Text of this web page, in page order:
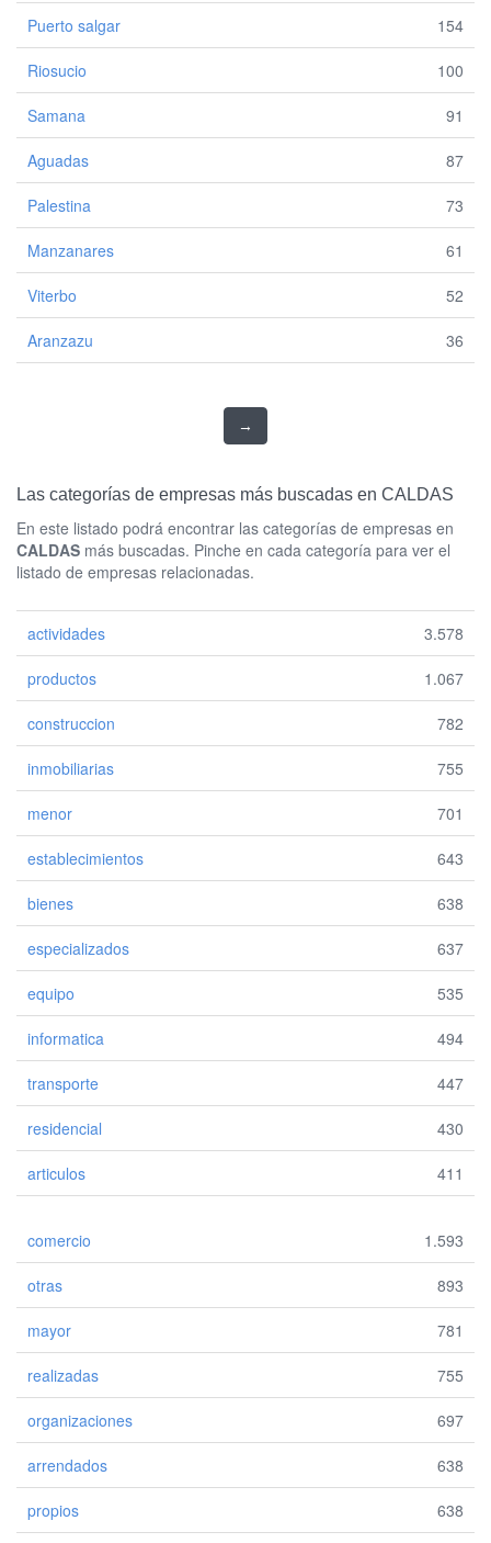
Puerto salgar 154
Riosucio 100
Samana 91
Aguadas 87
Palestina 73
Manzanares 61
Viterbo 52
Aranzazu 36
→
Las categorías de empresas más buscadas en CALDAS
En este listado podrá encontrar las categorías de empresas en
CALDAS más buscadas. Pinche en cada categoría para ver el
listado de empresas relacionadas.
actividades 3.578
productos 1.067
construccion 782
inmobiliarias 755
menor 701
establecimientos 643
bienes 638
especializados 637
equipo 535
informatica 494
transporte 447
residencial 430
articulos 411
comercio 1.593
otras 893
mayor 781
realizadas 755
organizaciones 697
arrendados 638
propios 638